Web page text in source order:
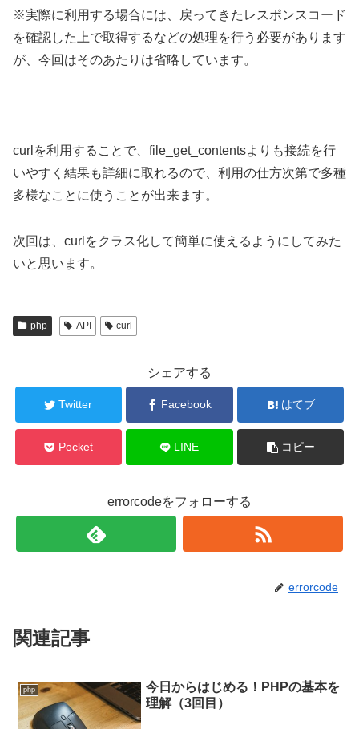
※実際に利用する場合には、戻ってきたレスポンスコード
を確認した上で取得するなどの処理を行う必要があります
が、今回はそのあたりは省略しています。
curlを利用することで、file_get_contentsよりも接続を行
いやすく結果も詳細に取れるので、利用の仕方次第で多種
多様なことに使うことが出来ます。
次回は、curlをクラス化して簡単に使えるようにしてみた
いと思います。
php API curl
シェアする
Twitter Facebook はてブ
Pocket LINE コピー
errorcodeをフォローする
errorcode
関連記事
php
今日からはじめる！PHPの基本を
理解（3回目）